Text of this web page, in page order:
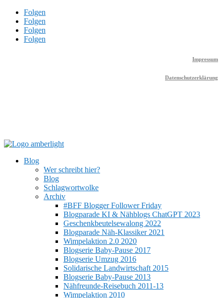
Folgen
Folgen
Folgen
Folgen
Impressum
Datenschutzerklärung
Blog
Wer schreibt hier?
Blog
Schlagwortwolke
Archiv
#BFF Blogger Follower Friday
Blogparade KI & Nähblogs ChatGPT 2023
Geschenkbeutelsewalong 2022
Blogparade Näh-Klassiker 2021
Wimpelaktion 2.0 2020
Blogserie Baby-Pause 2017
Blogserie Umzug 2016
Solidarische Landwirtschaft 2015
Blogserie Baby-Pause 2013
Nähfreunde-Reisebuch 2011-13
Wimpelaktion 2010